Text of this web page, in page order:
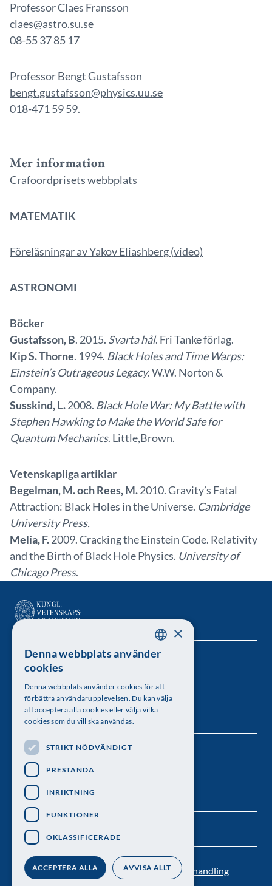
Professor Claes Fransson
claes@astro.su.se
08-55 37 85 17
Professor Bengt Gustafsson
bengt.gustafsson@physics.uu.se
018-471 59 59.
Mer information
Crafoordprisets webbplats
MATEMATIK
Föreläsningar av Yakov Eliashberg (video)
ASTRONOMI
Böcker
Gustafsson, B. 2015. Svarta hål. Fri Tanke förlag.
Kip S. Thorne. 1994. Black Holes and Time Warps:
Einstein’s Outrageous Legacy. W.W. Norton &
Company.
Susskind, L.2008. Black Hole War: My Battle with
Stephen Hawking to Make the World Safe for
Quantum Mechanics. Little,Brown.
Vetenskapliga artiklar
Begelman, M. och Rees, M.2010. Gravity’s Fatal
Attraction: Black Holes in the Universe. Cambridge
University Press.
Melia, F.2009. Cracking the Einstein Code. Relativity
and the Birth of Black Hole Physics. University of
Chicago Press.
Kungl. Vetenskapsakademien
Besöksadress: Lilla Frescativägen 4A
Telefon: 08-673 95 00
Kontakt Nyhetsbrev
Personuppgiftsbehandling
Följ oss
SWEDISH
×
Denna webbplats använder
cookies
Denna webbplats använder cookies för att
förbättra användarupplevelsen. Du kan välja
att acceptera alla cookies eller välja vilka
cookies som du vill ska användas.
STRIKT NÖDVÄNDIGT
PRESTANDA
INRIKTNING
FUNKTIONER
OKLASSIFICERADE
ACCEPTERA ALLA AVVISA ALLT